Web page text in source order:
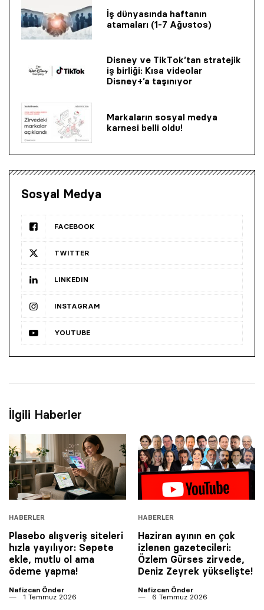
İş dünyasında haftanın
atamaları (1-7 Ağustos)
Disney ve TikTok’tan stratejik
iş birliği: Kısa videolar
Disney+’a taşınıyor
Markaların sosyal medya
karnesi belli oldu!
Sosyal Medya
FACEBOOK
TWITTER
LINKEDIN
INSTAGRAM
YOUTUBE
İlgili Haberler
HABERLER
Plasebo alışveriş siteleri
hızla yayılıyor: Sepete
ekle, mutlu ol ama
ödeme yapma!
Nafizcan Önder
1 Temmuz 2026
HABERLER
Haziran ayının en çok
izlenen gazetecileri:
Özlem Gürses zirvede,
Deniz Zeyrek yükselişte!
Nafizcan Önder
6 Temmuz 2026